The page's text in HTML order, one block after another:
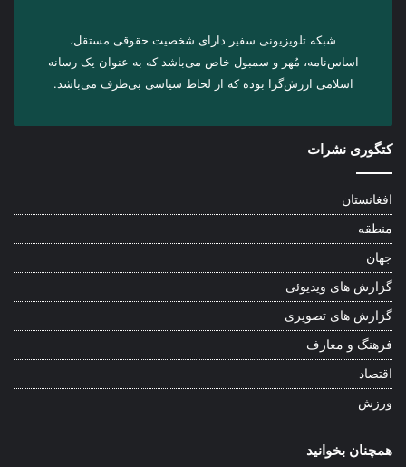
شبکه تلویزیونی سفیر دارای شخصیت حقوقی مستقل،
اساس‌نامه، مُهر و سمبول خاص می‌باشد که به عنوان یک رسانه
اسلامی ارزش‌گرا بوده که از لحاظ سیاسی بی‌طرف می‌باشد.
کتگوری نشرات
افغانستان
منطقه
جهان
گزارش های ویدیوئی
گزارش های تصویری
فرهنگ و معارف
اقتصاد
ورزش
همچنان بخوانید